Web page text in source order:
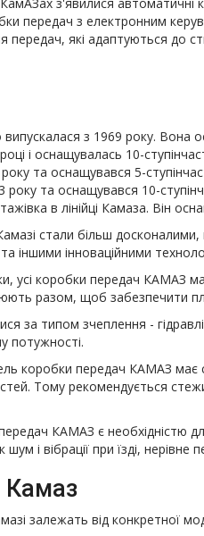
передач з електронним
які адаптуються до
з 1969 року. Вона
і оснащувалась 10-
та оснащувався 5-
року та оснащувався 10-
в лінійці Камаза. Він
стали більш
іншими інноваційними
усі коробки передач КАМАЗ
разом, щоб забезпечити
за типом зчеплення -
потужності.
коробки передач КАМАЗ має
Тому рекомендується
КАМАЗ є
і вібрації при їзді,
Камаз
залежать від конкретної